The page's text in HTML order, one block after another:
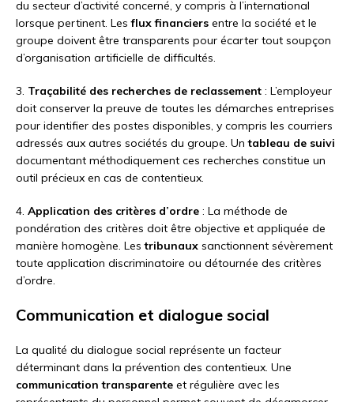
du secteur d’activité concerné, y compris à l’international
lorsque pertinent. Lesflux financiers entre la société et le
groupe doivent être transparents pour écarter tout soupçon
d’organisation artificielle de difficultés.
3. Traçabilité des recherches de reclassement : L’employeur
doit conserver la preuve de toutes les démarches entreprises
pour identifier des postes disponibles, y compris les courriers
adressés aux autres sociétés du groupe. Untableau de suivi
documentant méthodiquement ces recherches constitue un
outil précieux en cas de contentieux.
4. Application des critères d’ordre : La méthode de
pondération des critères doit être objective et appliquée de
manière homogène. Lestribunaux sanctionnent sévèrement
toute application discriminatoire ou détournée des critères
d’ordre.
Communication et dialogue social
La qualité du dialogue social représente un facteur
déterminant dans la prévention des contentieux. Une
communication transparente et régulière avec les